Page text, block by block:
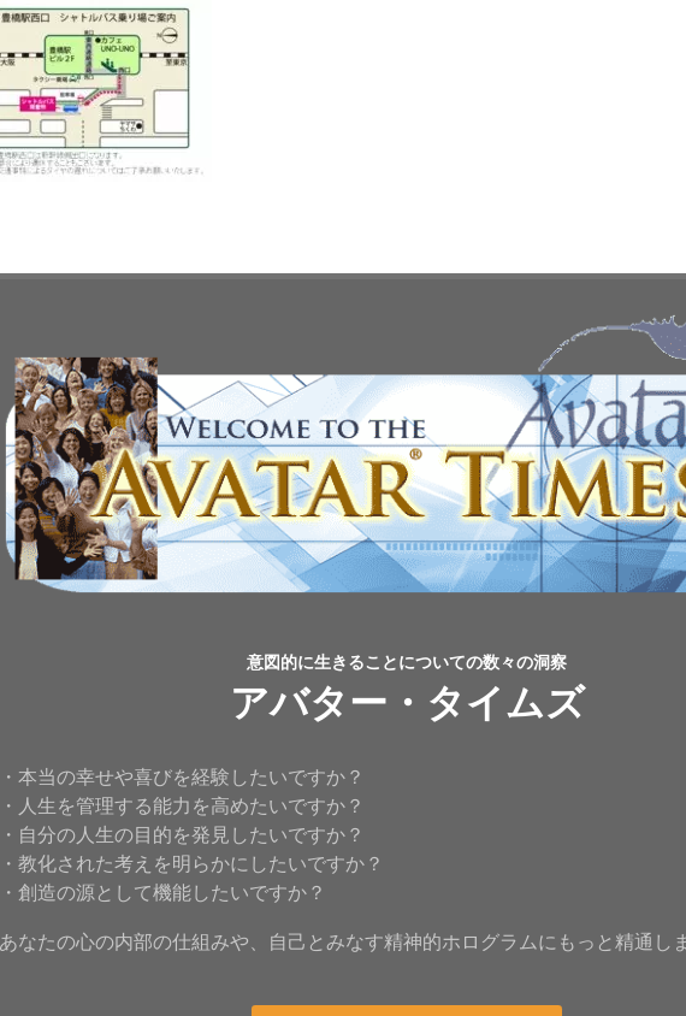
意図的に生きることについての数々の洞察
アバター・タイムズ
・本当の幸せや喜びを経験したいですか？
・人生を管理する能力を高めたいですか？
・自分の人生の目的を発見したいですか？
・教化された考えを明らかにしたいですか？
・創造の源として機能したいですか？
あなたの心の内部の仕組みや、自己とみなす精神的ホログラムにもっと精通し